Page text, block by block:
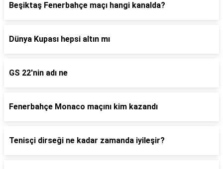
Beşiktaş Fenerbahçe maçı hangi kanalda?
Dünya Kupası hepsi altın mı
GS 22'nin adı ne
Fenerbahçe Monaco maçını kim kazandı
Tenisçi dirseği ne kadar zamanda iyileşir?